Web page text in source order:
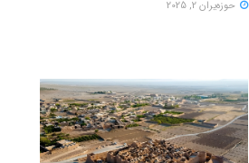
حوزه‌یران 2, 2025